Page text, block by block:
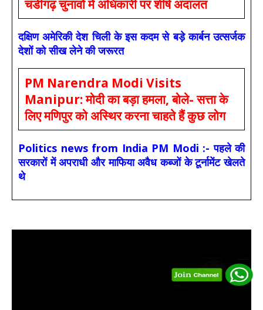
चंडीगढ़ चुनावों में अधिकारी पर शीर्ष अदालत
दक्षिण अमेरिकी देश चिली के इस कदम से बड़े कार्बन उत्सर्जक
देशों को सीख लेने की जरूरत
PM Narendra Modi Visits
Manipur: मोदी का बड़ा हमला, बोले- सत्ता के
लिए मणिपुर को अस्थिर करना चाहते हैं कुछ लोग
Politics news from India PM Modi :- पहले की
सरकारों में अपराधी और माफिया अवैध कब्जों के टूर्नामेंट खेलते
थे